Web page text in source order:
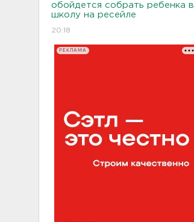
обойдется собрать ребенка в
школу на ресейле
20:18
РЕКЛАМА